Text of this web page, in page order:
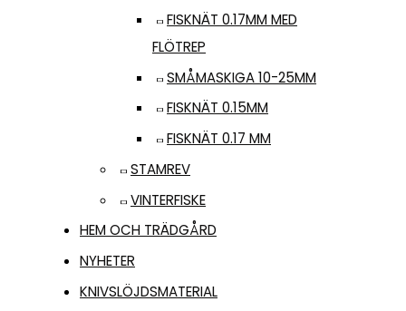
FISKNÄT 0.17MM MED
FLÖTREP
SMÅMASKIGA 10-25MM
FISKNÄT 0.15MM
FISKNÄT 0.17 MM
STAMREV
VINTERFISKE
HEM OCH TRÄDGÅRD
NYHETER
KNIVSLÖJDSMATERIAL